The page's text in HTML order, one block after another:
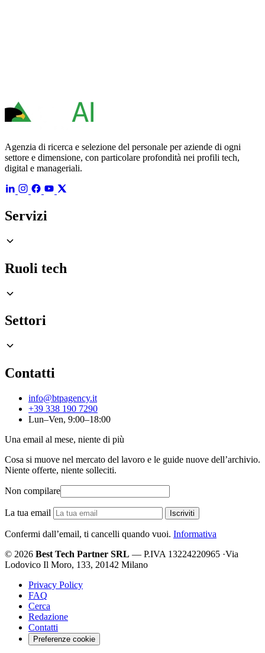
Agenzia di ricerca e selezione del personale per aziende di ogni
settore e dimensione, con particolare profondità nei profili tech,
digital e manageriali.
Servizi
Ruoli tech
Settori
Contatti
info@btpagency.it
+39 338 190 7290
Lun–Ven, 9:00–18:00
Una email al mese, niente di più
Cosa si muove nel mercato del lavoro e le guide nuove dell’archivio.
Niente offerte, niente solleciti.
Non compilare
La tua email Iscriviti
Confermi dall’email, ti cancelli quando vuoi. Informativa
© 2026 Best Tech Partner SRL — P.IVA 13224220965 ·Via
Lodovico Il Moro, 133, 20142 Milano
Privacy Policy
FAQ
Cerca
Redazione
Contatti
Preferenze cookie